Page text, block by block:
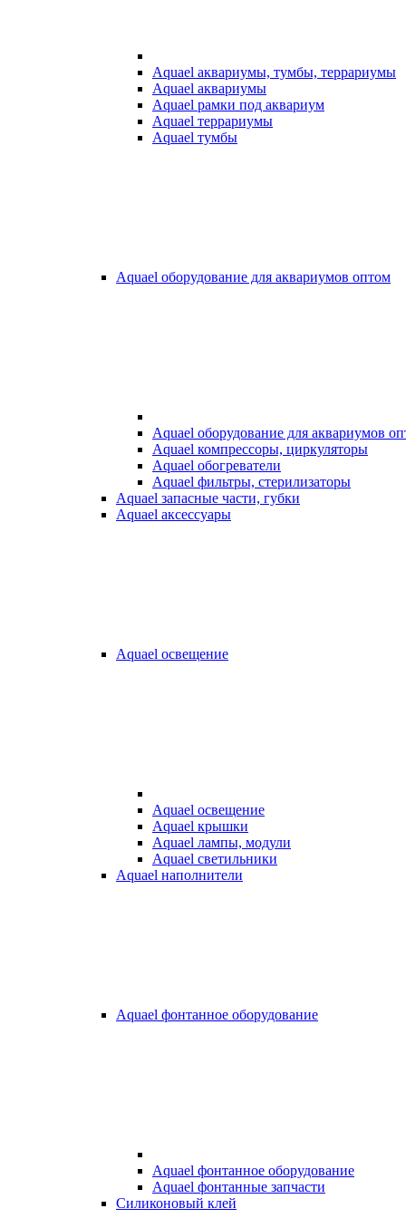
Aquael аквариумы, тумбы, террариумы
Aquael аквариумы
Aquael рамки под аквариум
Aquael террариумы
Aquael тумбы
Aquael оборудование для аквариумов оптом
Aquael оборудование для аквариумов
Aquael компрессоры, циркуляторы
Aquael обогреватели
Aquael фильтры, стерилизаторы
Aquael запасные части, губки
Aquael аксессуары
Aquael освещение
Aquael освещение
Aquael крышки
Aquael лампы, модули
Aquael светильники
Aquael наполнители
Aquael фонтанное оборудование
Aquael фонтанное оборудование
Aquael фонтанные запчасти
Силиконовый клей